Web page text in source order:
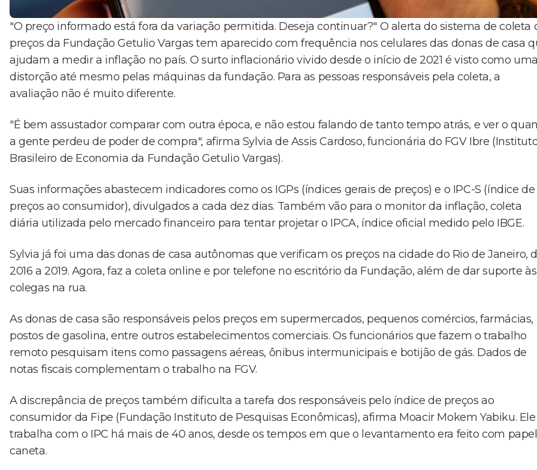
"O preço informado está fora da variação permitida. Deseja continuar?" O alerta do sistema de coleta
preços da Fundação Getulio Vargas tem aparecido com frequência nos celulares das donas de casa
ajudam a medir a inflação no país. O surto inflacionário vivido desde o início de 2021 é visto como
distorção até mesmo pelas máquinas da fundação. Para as pessoas responsáveis pela coleta, a
avaliação não é muito diferente.
"É bem assustador comparar com outra época, e não estou falando de tanto tempo atrás, e ver o
a gente perdeu de poder de compra", afirma Sylvia de Assis Cardoso, funcionária do FGV Ibre
Brasileiro de Economia da Fundação Getulio Vargas).
Suas informações abastecem indicadores como os IGPs (índices gerais de preços) e o IPC-S (índice de
preços ao consumidor), divulgados a cada dez dias. Também vão para o monitor da inflação, coleta
diária utilizada pelo mercado financeiro para tentar projetar o IPCA, índice oficial medido pelo IBGE.
Sylvia já foi uma das donas de casa autônomas que verificam os preços na cidade do Rio de Janeiro,
2016 a 2019. Agora, faz a coleta online e por telefone no escritório da Fundação, além de dar suporte às
colegas na rua.
As donas de casa são responsáveis pelos preços em supermercados, pequenos comércios, farmácias,
postos de gasolina, entre outros estabelecimentos comerciais. Os funcionários que fazem o trabalho
remoto pesquisam itens como passagens aéreas, ônibus intermunicipais e botijão de gás. Dados de
notas fiscais complementam o trabalho na FGV.
A discrepância de preços também dificulta a tarefa dos responsáveis pelo índice de preços ao
consumidor da Fipe (Fundação Instituto de Pesquisas Econômicas), afirma Moacir Mokem Yabiku. Ele
trabalha com o IPC há mais de 40 anos, desde os tempos em que o levantamento era feito com
caneta.